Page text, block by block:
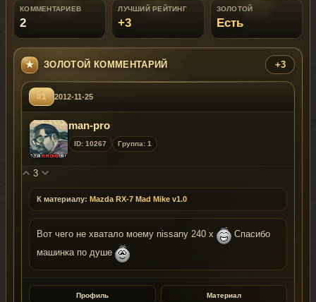
КОММЕНТАРИЕВ
2
ЛУЧШИЙ РЕЙТИНГ
+3
ЗОЛОТОЙ
Есть
ЗОЛОТОЙ КОММЕНТАРИЙ +3
#1 2012-11-25
man-pro
ID: 10267 Группа: 1
3
К материалу: Mazda RX-7 Mad Mike v1.0
Вот чего не хватало моему nissany 240 x
Спасибо
машинка по душе
Профиль Материал